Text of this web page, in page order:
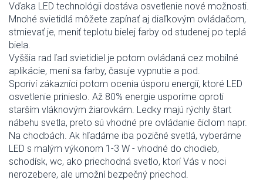
Vďaka LED technológii dostáva osvetlenie nové možnosti.
Mnohé svietidlá môžete zapínať aj diaľkovým ovládačom,
stmievať je, meniť teplotu bielej farby od studenej po teplá
biela.
Vyššia rad ľad svietidiel je potom ovládaná cez mobilné
aplikácie, mení sa farby, časuje vypnutie a pod.
Sporiví zákazníci potom ocenia úsporu energií, ktoré LED
osvetlenie prinieslo. Až 80% energie usporíme oproti
starším vláknovým žiarovkám. Ledky majú rýchly štart
nábehu svetla, preto sú vhodné pre ovládanie čidlom napr.
Na chodbách. Ak hľadáme iba pozičné svetlá, vyberáme
LED s malým výkonom 1-3 W - vhodné do chodieb,
schodísk, wc, ako priechodná svetlo, ktorí Vás v noci
nerozebere, ale umožní bezpečný priechod.